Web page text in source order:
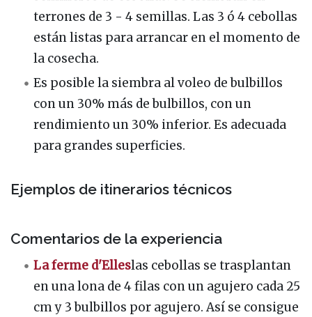
terrones de 3 - 4 semillas. Las 3 ó 4 cebollas
están listas para arrancar en el momento de
la cosecha.
Es posible la siembra al voleo de bulbillos
con un 30% más de bulbillos, con un
rendimiento un 30% inferior. Es adecuada
para grandes superficies.
Ejemplos de itinerarios técnicos
Comentarios de la experiencia
La ferme d'Elleslas cebollas se trasplantan
en una lona de 4 filas con un agujero cada 25
cm y 3 bulbillos por agujero. Así se consigue